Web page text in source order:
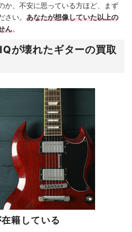
か、不安に思っている方ほど、まず
い。 あなたが想像していた以上の
ん。
が壊れたギターの買取
籍している